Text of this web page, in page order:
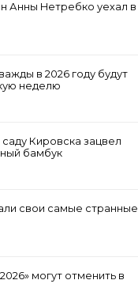
Анны Нетребко уехал в
в 2026 году будут
неделю
Кировска зацвел
бамбук
свои самые странные
могут отменить в